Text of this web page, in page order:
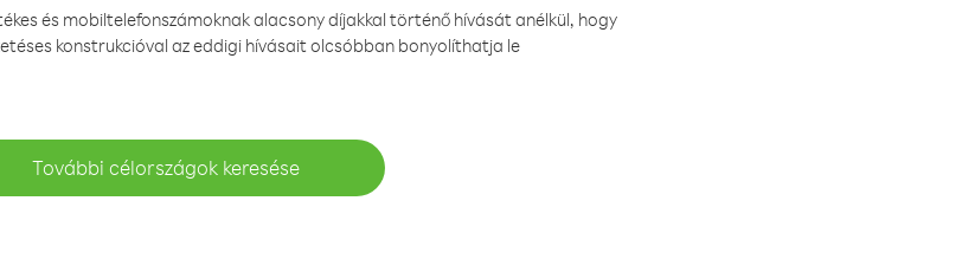
és mobiltelefonszámoknak alacsony díjakkal történő hívását anélkül, hogy
konstrukcióval az eddigi hívásait olcsóbban bonyolíthatja le
További célországok keresése